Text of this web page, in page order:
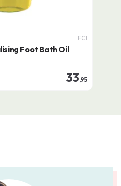
FC1
Foot Bath Oil
33,95